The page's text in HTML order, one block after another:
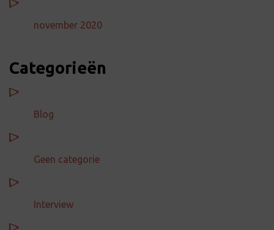
november 2020
Categorieën
Blog
Geen categorie
Interview